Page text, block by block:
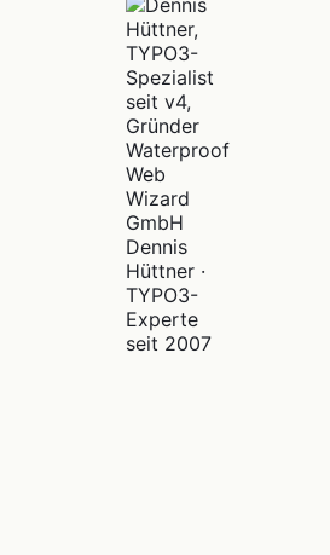
Dennis
Hüttner ·
TYPO3-
Experte
seit 2007